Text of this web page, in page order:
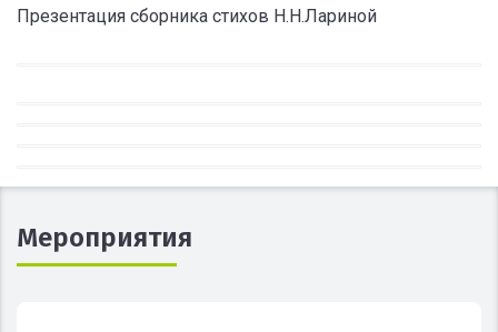
Презентация сборника стихов Н.Н.Лариной
Мероприятия